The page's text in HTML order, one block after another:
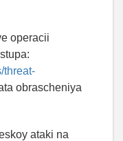
operacii
threat-
obrascheniya
ataki na